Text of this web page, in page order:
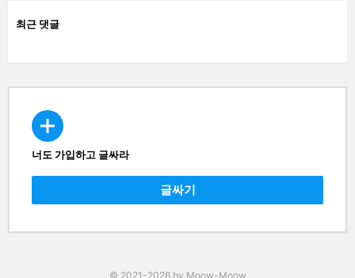
최근 댓글
CREATE
너도 가입하고 글싸라
글싸기
© 2021-2026 by Moow-Moow